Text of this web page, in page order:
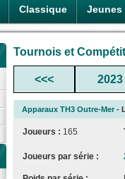
Classique Jeunes
Tournois et
<<< 2023
Apparaux TH3 Outre-Mer -
Joueurs : 165
Joueurs par série :